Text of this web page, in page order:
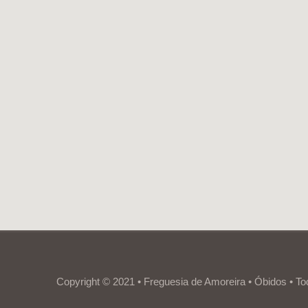
Copyright © 2021 • Freguesia de Amoreira • Óbidos •